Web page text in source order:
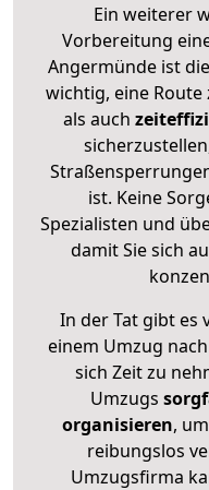
Ein weiterer
Vorbereitung
Angermünde ist die
wichtig, eine
als auch
ist. Keine
Spezialisten und
damit Sie sich
In der Tat gibt es
einem Umzug
sich Zeit zu
Umzugs
organisieren,
reibungslos
Umzugsfirma